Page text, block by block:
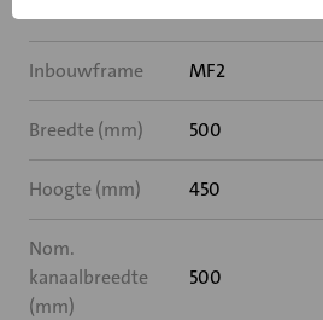
Inbouwframe MF2
Breedte (mm) 500
Hoogte (mm) 450
Nom.
kanaalbreedte
(mm)
500